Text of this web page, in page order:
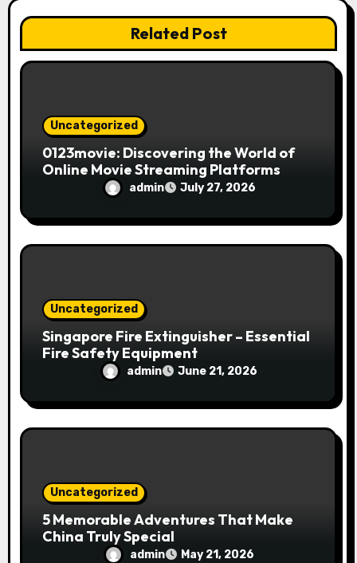
i
o
n
Related Post
Uncategorized
0123movie: Discovering the World of
Online Movie Streaming Platforms
admin July 27, 2026
Uncategorized
Singapore Fire Extinguisher – Essential
Fire Safety Equipment
admin June 21, 2026
Uncategorized
5 Memorable Adventures That Make
China Truly Special
admin May 21, 2026